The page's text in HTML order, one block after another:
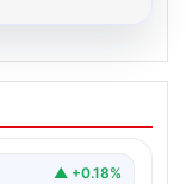
Seviyeli
Halen pek…
▲ +0.18%